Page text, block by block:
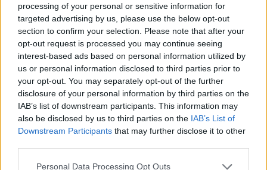
processing of your personal or sensitive information for
targeted advertising by us, please use the below opt-out
section to confirm your selection. Please note that after your
opt-out request is processed you may continue seeing
interest-based ads based on personal information utilized by
us or personal information disclosed to third parties prior to
your opt-out. You may separately opt-out of the further
disclosure of your personal information by third parties on the
IAB’s list of downstream participants. This information may
also be disclosed by us to third parties on the IAB’s List of
Downstream Participants that may further disclose it to other
Personal Data Processing Opt Outs
οστική μάζα. Επίσης, χάνετε οστό κατά
τη διάρκεια καιμετά την εμμηνόπαυση
όταν οιωοθήκεςσταματούν να
παράγουν οιστρογόνα. Ο κίνδυνός σας
για εμφάνισηοστεοπόρωσηςαυξάνεται
εάν δεν χτίσατε αρκετή οστική μάζα ως
παιδί λόγωδιατροφικής διαταραχής,